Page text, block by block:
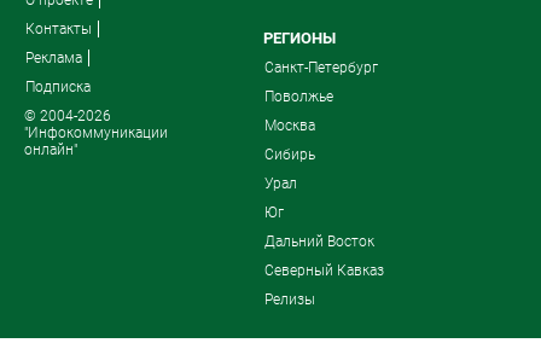
Контакты
Реклама
Подписка
© 2004-2026
"Инфокоммуникации
онлайн"
РЕГИОНЫ
Санкт-Петербург
Поволжье
Москва
Сибирь
Урал
Юг
Дальний Восток
Северный Кавказ
Релизы